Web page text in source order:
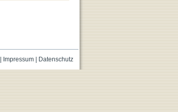
Impressum| Datenschutz